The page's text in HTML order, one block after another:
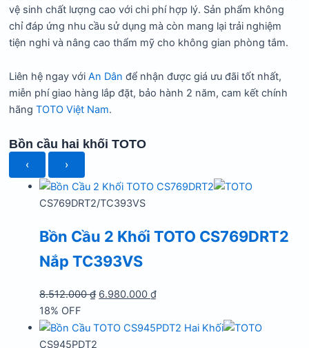
vệ sinh chất lượng cao với chi phí hợp lý. Sản phẩm không
chỉ đáp ứng nhu cầu sử dụng mà còn mang lại trải nghiệm
tiện nghi và nâng cao thẩm mỹ cho không gian phòng tắm.
Liên hệ ngay vớiAn Dân để nhận được giá ưu đãi tốt nhất,
miễn phí giao hàng lắp đặt, bảo hành 2 năm, cam kết chính
hãngTOTO Việt Nam.
Bồn cầu hai khối TOTO
‹ ›
CS769DRT2/TC393VS
Bồn Cầu 2 Khối TOTO CS769DRT2
Nắp TC393VS
8.512.000₫ Giá
là:
6.980.000₫Giá
tại
18% OFF
CS945PDT2